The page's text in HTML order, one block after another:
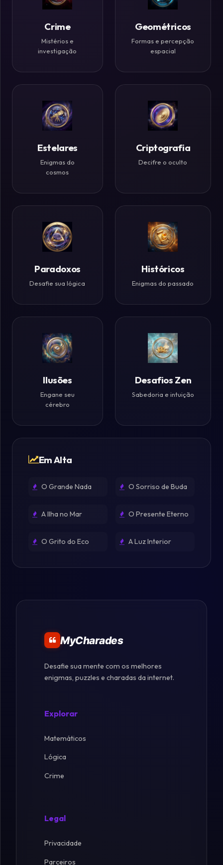
Zen
Crime
Mistérios e
investigação
Geométricos
Formas e percepção
espacial
Estelares
Enigmas do
cosmos
Criptografia
Decifre o oculto
Paradoxos
Desafie sua lógica
Históricos
Enigmas do passado
Ilusões
Engane seu
cérebro
Desafios Zen
Sabedoria e intuição
Em Alta
O Grande Nada O Sorriso de Buda
A Ilha no Mar O Presente Eterno
O Grito do Eco A Luz Interior
MyCharades
Desafie sua mente com os melhores
enigmas, puzzles e charadas da internet.
Explorar
Matemáticos
Lógica
Crime
Legal
Privacidade
Parceiros